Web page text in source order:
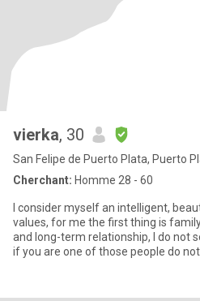
vierka, 30
San Felipe de Puerto Plata, Puerto
Cherchant: Homme 28 - 60
I consider myself an intelligent,
values, for me the first thing is
and long-term relationship, I do not
if you are one of those people do